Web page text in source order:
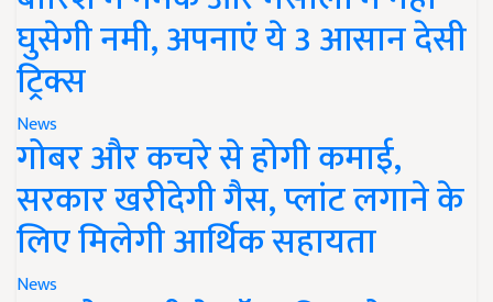
घुसेगी नमी, अपनाएं ये 3 आसान देसी
ट्रिक्स
News
गोबर और कचरे से होगी कमाई,
सरकार खरीदेगी गैस, प्लांट लगाने के
लिए मिलेगी आर्थिक सहायता
News